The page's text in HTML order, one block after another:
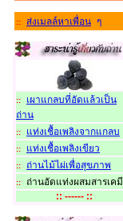
:: ส่งเมลล์หาเพื่อน ๆ
::
เผาแกลบที่อัดแล้วเป็น
ถ่าน
:: แท่งเชื้อเพลิงจากแกลบ
:: แท่งเชื้อเพลิงเขียว
:: ถ่านไม้ไผ่เพื่อสุขภาพ
::
ถ่านอัดแท่งผสมสารเคม
:: ------ ::